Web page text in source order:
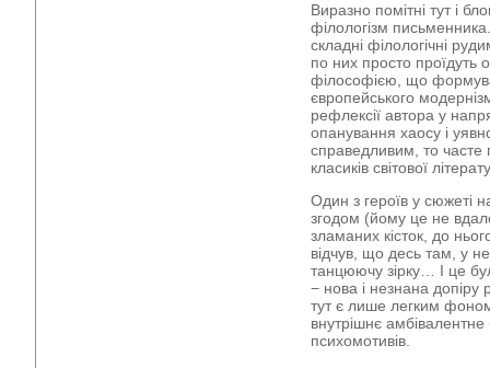
Виразно помітні тут і
філологізм
складні філологічні
по них просто проїдуть
філософією, що
європейського
рефлексії автора у
опанування хаосу і
справедливим, то часте
класиків світової
Один з героїв у сюжеті
згодом (йому це не
зламаних кісток, до
відчув, що десь там, у
танцюючу зірку… І це
− нова і незнана
тут є лише легким
внутрішнє
психомотивів.